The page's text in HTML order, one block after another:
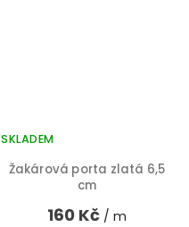
Žakárová porta zlatá 6,5
cm
SKLADEM
160 Kč / m